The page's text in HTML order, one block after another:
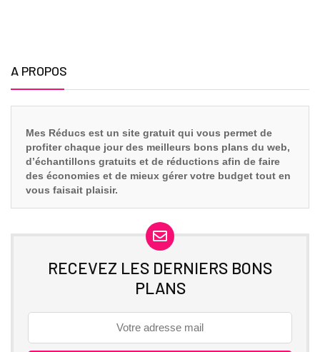
A PROPOS
Mes Réducs est un site gratuit qui vous permet de
profiter chaque jour des meilleurs bons plans du web,
d’échantillons gratuits et de réductions afin de faire
des économies et de mieux gérer votre budget tout en
vous faisait plaisir.
RECEVEZ LES DERNIERS BONS
PLANS